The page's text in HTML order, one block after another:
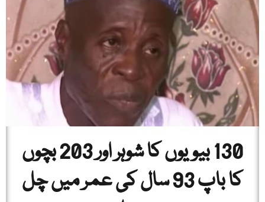
130 بیویوں کا شوہر اور 203 بچوں
کا باپ 93 سال کی عمر میں چل